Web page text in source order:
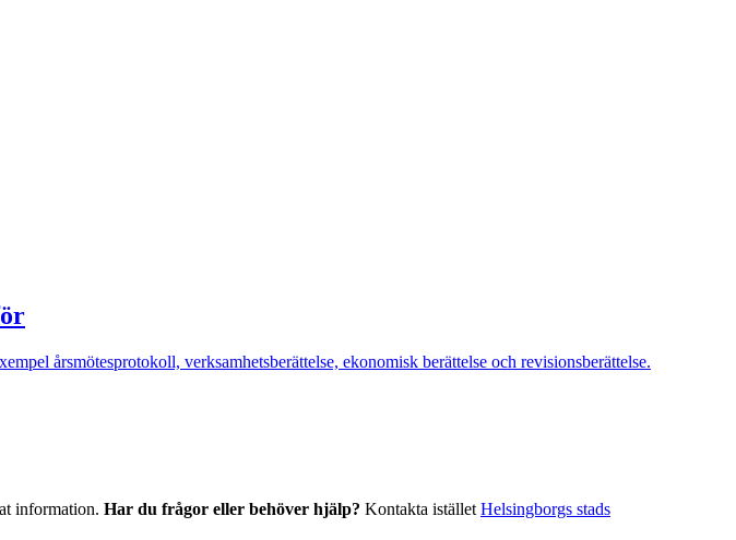
årsmötesprotokoll, verksamhetsberättelse, ekonomisk berättelse och revisionsberättelse.
information. Har du frågor eller behöver hjälp? Kontakta istället Helsingborgs stads